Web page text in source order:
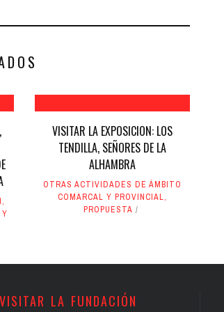
,
VISITAR LA EXPOSICION: LOS
TENDILLA, SEÑORES DE LA
ALHAMBRA
OTRAS ACTIVIDADES DE ÁMBITO
COMARCAL Y PROVINCIAL,
PROPUESTA
VISITAR LA FUNDACIÓN